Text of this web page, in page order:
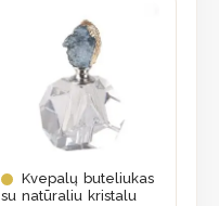
Kvepalų buteliukas
su natūraliu kristalu